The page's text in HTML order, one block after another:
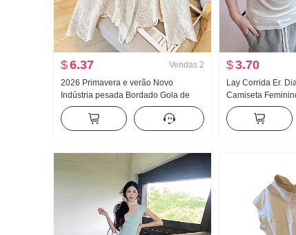
$6.37 Vendas 2
2026 Primavera e verão Novo
Indústria pesada Bordado Gola de
Boneca Camisa feminino Francês
Retrô Proteção Solar Cardigã
$3.70
Lay Corrida Er.
Camiseta
Frio Sentido
poço Ajustado